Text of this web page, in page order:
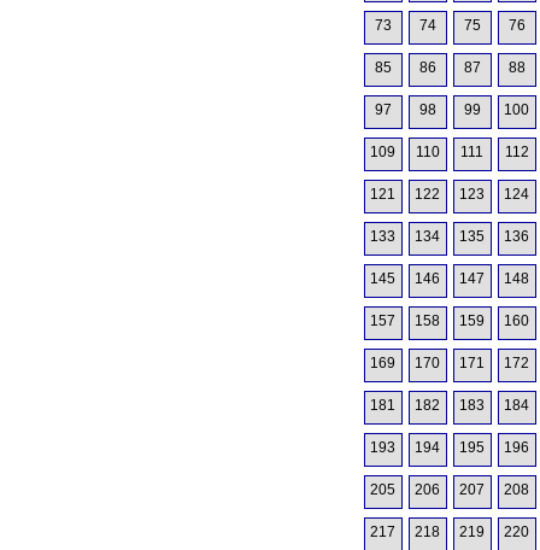
73 74 75 76
85 86 87 88
97 98 99 100
109 110 111 112
121 122 123 124
133 134 135 136
145 146 147 148
157 158 159 160
169 170 171 172
181 182 183 184
193 194 195 196
205 206 207 208
217 218 219 220